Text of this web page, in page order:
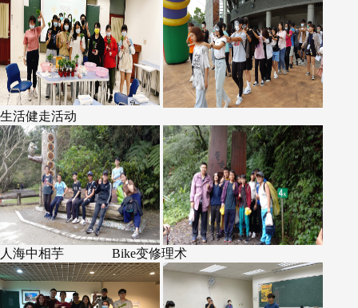
生活健走活动
人海中相芋 Bike变修理术